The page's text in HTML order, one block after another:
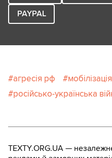
PAYPAL
агресія рф
російсько-українська
TEXTY.ORG.UA —